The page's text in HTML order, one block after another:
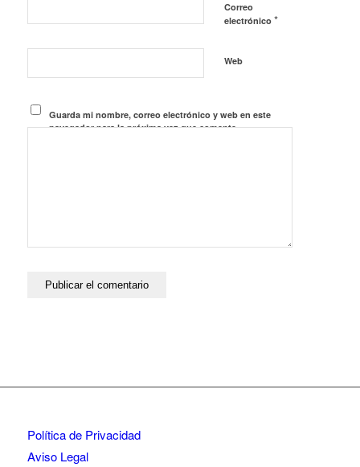
Correo
electrónico *
Web
Guarda mi nombre, correo electrónico y web en este
navegador para la próxima vez que comente.
Política de Privacidad
Aviso Legal